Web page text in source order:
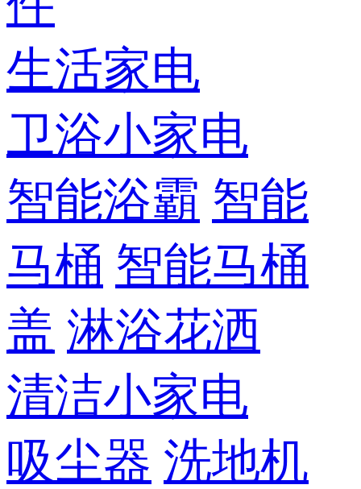
生活家电
卫浴小家电
智能浴霸 智能
马桶 智能马桶
盖 淋浴花洒
清洁小家电
吸尘器 洗地机